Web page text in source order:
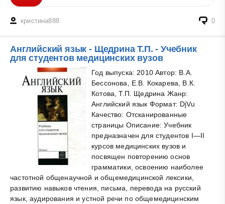
кристина888 0
Английский язык - Щедрина Т.П. - Учебник
для студентов медицинских вузов
Год выпуска: 2010 Автор: В.А.
Бессонова, Е.В. Кокарева, В.К.
Котова, Т.П. Щедрина Жанр:
Английский язык Формат: DjVu
Качество: Отсканированные
страницы Описание: Учебник
предназначен для студентов I—II
курсов медицинских вузов и
посвящен повторению основ
грамматики, освоению наиболее
частотной общенаучной и общемедицинской лексики,
развитию навыков чтения, письма, перевода на русский
язык, аудирования и устной речи по общемедицинским